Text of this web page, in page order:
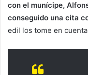
con el munícipe,
conseguido una cita
edil los tome en